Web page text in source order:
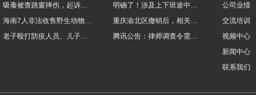
腾讯公告：律师调查令需要写明法官手机号，2025年12月31日后施行
公司业绩
交流培训
视频中心
新闻中心
联系我们